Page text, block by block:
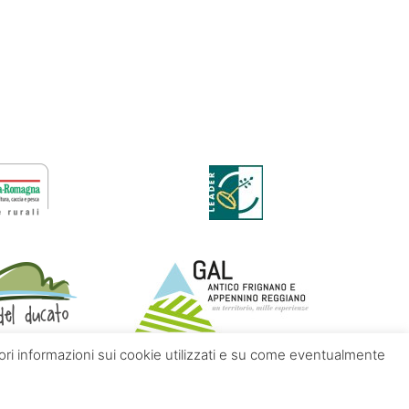
informazioni sui cookie utilizzati e su come eventualmente